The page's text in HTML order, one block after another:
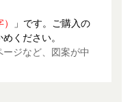
」です。ご購入の
ください。
ージなど、図案が中